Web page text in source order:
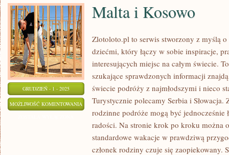
GRUDZIEŃ - 1 - 2025
MOŻLIWOŚĆ KOMENTOWANIA MALTA
KOSOWO
Malta i Kosowo
Zlotoloto.pl to serwis stworzony z myślą
dziećmi, który łączy w sobie inspiracje,
interesujących miejsc na całym świecie.
szukające sprawdzonych informacji
świecie podróży z najmłodszymi i nieco
Turystycznie polecamy Serbia i
rodzinne podróże mogą być jednocześnie
radości. Na stronie krok po kroku można
standardowe wakacje w prawdziwą
członek rodziny czuje się zaopiekowany.